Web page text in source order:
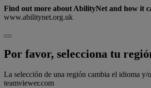
Find out more about AbilityNet and how it
www.abilitynet.org.uk
Por favor, selecciona tu
La selección de una región cambia el idioma y/
teamviewer.com